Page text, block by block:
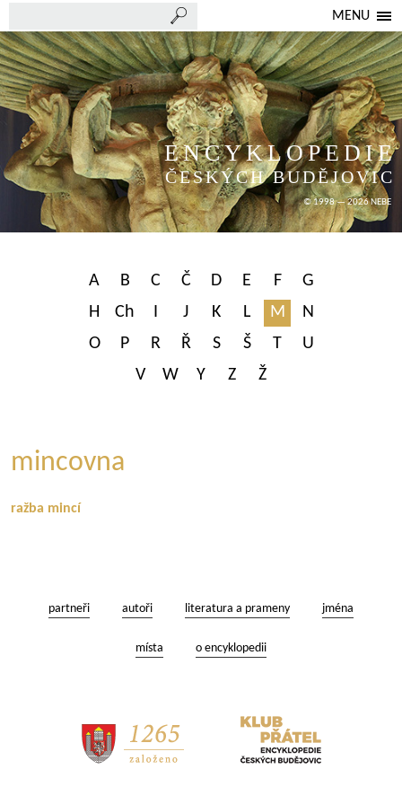
MENU
ENCYKLOPEDIE
ČESKÝCH BUDĚJOVIC
© 1998 — 2026 NEBE
A B C Č D E F
G
H
Ch I J K L M
N
O
P R Ř S Š T
U
V
W Y Z Ž
mincovna
ražba mincí
partneři autoři literatura a prameny jména
místa o encyklopedii